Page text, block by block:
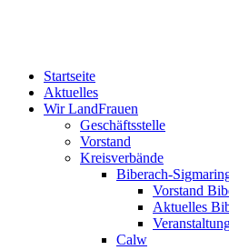
Startseite
Aktuelles
Wir LandFrauen
Geschäftsstelle
Vorstand
Kreisverbände
Biberach-
Vorstand
Aktuelles
Calw